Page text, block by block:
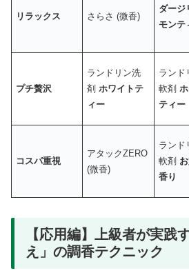
リラックス さらさ (微香)
ダージ
モンテ
プチ贅沢
ランドリン洗
剤ホワイトテ
ィー
ランド
軟剤
ティー
コスパ重視
アタックZERO
(微香)
ランド
軟剤
香り
【応用編】上級者が実践
え」の調香テクニック